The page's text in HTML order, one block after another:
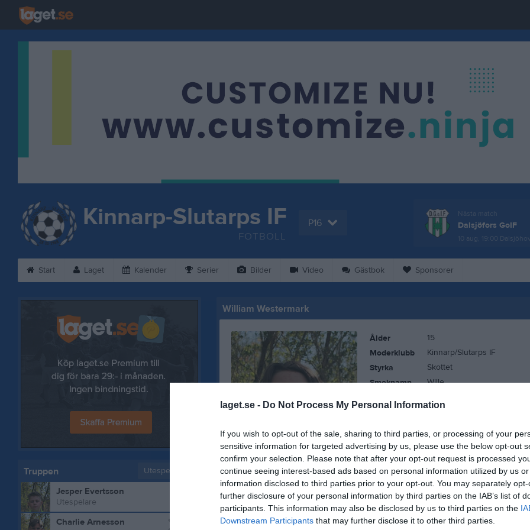
laget.se - Do Not Process My Personal Information
If you wish to opt-out of the sale, sharing to third parties, or processing of your
sensitive information for targeted advertising by us, please use the below opt-out
confirm your selection. Please note that after your opt-out request is processed
continue seeing interest-based ads based on personal information utilized by us
information disclosed to third parties prior to your opt-out. You may separately
further disclosure of your personal information by third parties on the IAB’s list of
participants. This information may also be disclosed by us to third parties on the
Downstream Participants that may further disclose it to other third parties.
Kinnarp-Slutarps IF
FOTBOLL
P16
Nästa match
Dalsjöfors GoIF
10 aug, 19:00
Start Laget Kalender Serier Bilder Video Gästbok Sponsorer
William Westermark
Ålder
15
Moderklubb
Kinnarp/Slutarps IF
Styrka
Skottet
Smeknamn
Wille
Bilder på William Westermark
Truppen Utespelare
Jesper Evertsson
Utespelare
Charlie Arnesson